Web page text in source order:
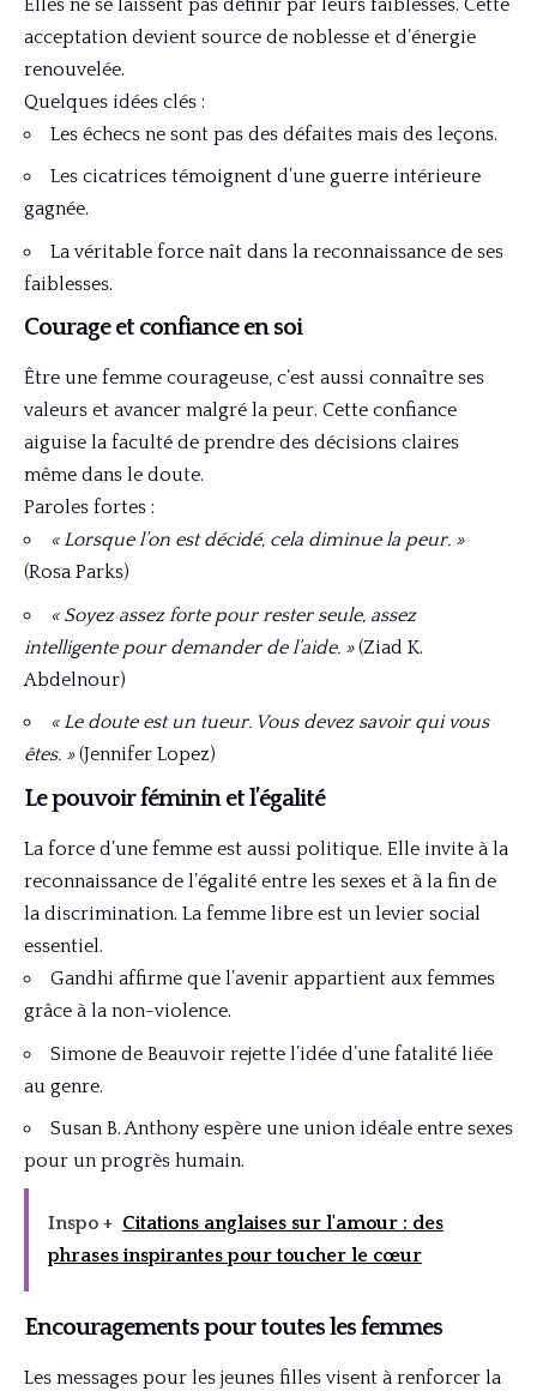
Elles ne se laissent pas définir par leurs faiblesses. Cette
acceptation devient source de noblesse et d’énergie
renouvelée.
Quelques idées clés :
Les échecs ne sont pas des défaites mais des leçons.
Les cicatrices témoignent d’une guerre intérieure
gagnée.
La véritable force naît dans la reconnaissance de ses
faiblesses.
Courage et confiance en soi
Être une femme courageuse, c’est aussi connaître ses
valeurs et avancer malgré la peur. Cette confiance
aiguise la faculté de prendre des décisions claires
même dans le doute.
Paroles fortes :
« Lorsque l’on est décidé, cela diminue la peur. »
(Rosa Parks)
« Soyez assez forte pour rester seule, assez
intelligente pour demander de l’aide. »(Ziad K.
Abdelnour)
« Le doute est un tueur. Vous devez savoir qui vous
êtes. »(Jennifer Lopez)
Le pouvoir féminin et l’égalité
La force d’une femme est aussi politique. Elle invite à la
reconnaissance de l’égalité entre les sexes et à la fin de
la discrimination. La femme libre est un levier social
essentiel.
Gandhi affirme que l’avenir appartient aux femmes
grâce à la non-violence.
Simone de Beauvoir rejette l’idée d’une fatalité liée
au genre.
Susan B. Anthony espère une union idéale entre sexes
pour un progrès humain.
Inspo + Citations anglaises sur l'amour : des
phrases inspirantes pour toucher le cœur
Encouragements pour toutes les femmes
Les messages pour les jeunes filles visent à renforcer la